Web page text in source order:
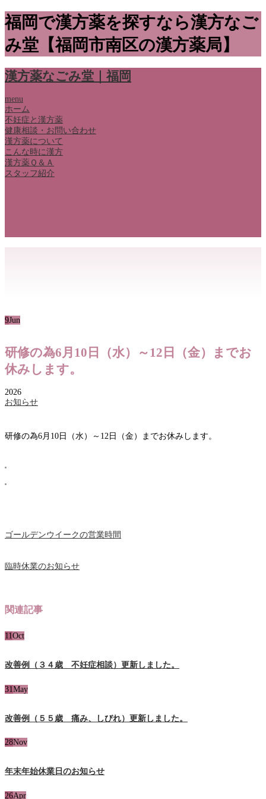
福岡で漢方薬を探すなら漢方なご
み堂【福岡市南区の漢方薬局】
漢方薬なごみ堂｜福岡
menu
ホーム
不妊症と漢方薬
健康相談・お問い合わせ
漢方薬について
こんな時に漢方
漢方薬Ｑ＆Ａ
スタッフ紹介
9Jun
研修の為6月10日（水）～12日（金）までお
休みします。
2026
お知らせ
研修の為6月10日（水）～12日（金）までお休みします。
ゴールデンウイークの営業時間
臨時休業のお知らせ
関連記事
11 Oct
改善例（３４歳 不妊症相談）更新しました。
31May
改善例（５５歳 痛み、しびれ）更新しました。
28Nov
年末年始休業日のお知らせ
26Apr